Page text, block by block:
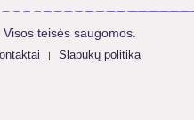
teisės saugomos.
| Slapukų politika